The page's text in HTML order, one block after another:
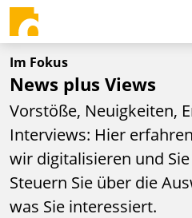
Im Fokus
News plus Views
Vorstöße, Neuigkeiten,
Interviews: Hier
wir digitalisieren und
Steuern Sie über die
was Sie interessiert.